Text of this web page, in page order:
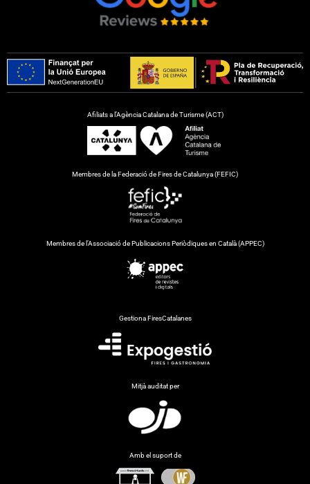
Afiliats a l’Agència Catalana de Turisme (ACT)
Membres de la Federació de Fires de Catalunya (FEFIC)
Membres de l’Associació de Publicacions Periòdiques en Català (APPEC)
Gestiona FiresCatalanes
Mitjà auditat per
Amb el suport de